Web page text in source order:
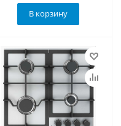
В корзину